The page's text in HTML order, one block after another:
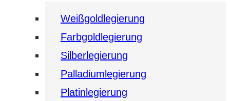
Weißgoldlegierung
Farbgoldlegierung
Silberlegierung
Palladiumlegierung
Platinlegierung